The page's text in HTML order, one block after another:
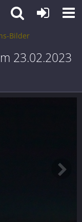
Bilder
23.02.2023